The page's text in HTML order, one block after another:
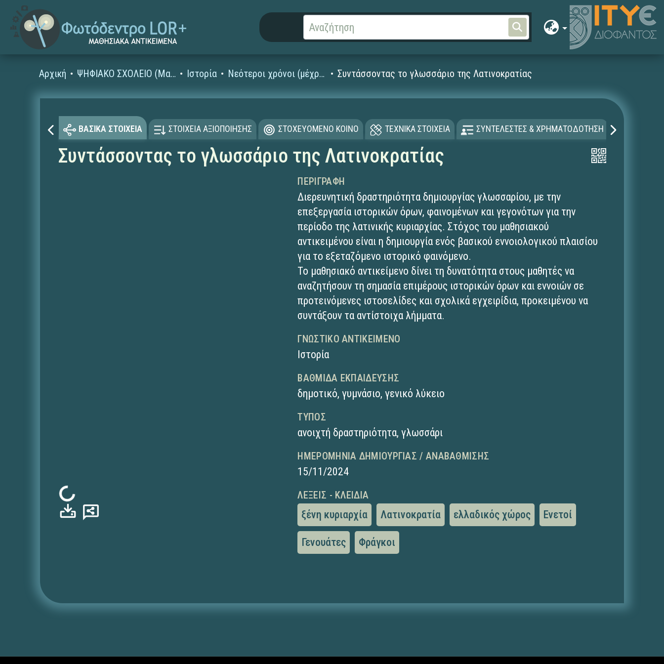
Αρχική ΨΗΦΙΑΚΟ ΣΧΟΛΕΙΟ (Μαθησιακά Αντικείμενα) Ιστορία Νεότεροι χρόνοι (μέχρι και τον 18ο αι. μ.Χ.) Συντάσσοντας το γλωσσάριο της Λατινοκρατίας
ΒΑΣΙΚΑ ΣΤΟΙΧΕΙΑ ΣΤΟΙΧΕΙΑ ΑΞΙΟΠΟΙΗΣΗΣ ΣΤΟΧΕΥΟΜΕΝΟ ΚΟΙΝΟ ΤΕΧΝΙΚΑ ΣΤΟΙΧΕΙΑ ΣΥΝΤΕΛΕΣΤΕΣ & ΧΡΗΜΑΤΟΔΟΤΗΣΗ
Συντάσσοντας το γλωσσάριο της Λατινοκρατίας
Φόρτωση...
ΠΕΡΙΓΡΑΦΉ
Διερευνητική δραστηριότητα δημιουργίας γλωσσαρίου, με την
επεξεργασία ιστορικών όρων, φαινομένων και γεγονότων για την
περίοδο της λατινικής κυριαρχίας. Στόχος του μαθησιακού
αντικειμένου είναι η δημιουργία ενός βασικού εννοιολογικού πλαισίου
για το εξεταζόμενο ιστορικό φαινόμενο.
Το μαθησιακό αντικείμενο δίνει τη δυνατότητα στους μαθητές να
αναζητήσουν τη σημασία επιμέρους ιστορικών όρων και εννοιών σε
προτεινόμενες ιστοσελίδες και σχολικά εγχειρίδια, προκειμένου να
συντάξουν τα αντίστοιχα λήμματα.
ΓΝΩΣΤΙΚΌ ΑΝΤΙΚΕΊΜΕΝΟ
Ιστορία
ΒΑΘΜΊΔΑ ΕΚΠΑΊΔΕΥΣΗΣ
δημοτικό,γυμνάσιο,γενικό λύκειο
ΤΎΠΟΣ
ανοιχτή δραστηριότητα,γλωσσάρι
ΗΜΕΡΟΜΗΝΊΑ ΔΗΜΙΟΥΡΓΊΑΣ / ΑΝΑΒΆΘΜΙΣΗΣ
15/11/2024
ΛΈΞΕΙΣ - ΚΛΕΙΔΙΆ
ξένη κυριαρχία Λατινοκρατία ελλαδικός χώρος Ενετοί
Γενουάτες Φράγκοι